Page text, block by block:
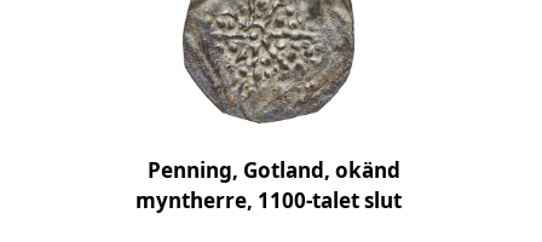
Penning, Gotland, okänd
myntherre, 1100-talet slut